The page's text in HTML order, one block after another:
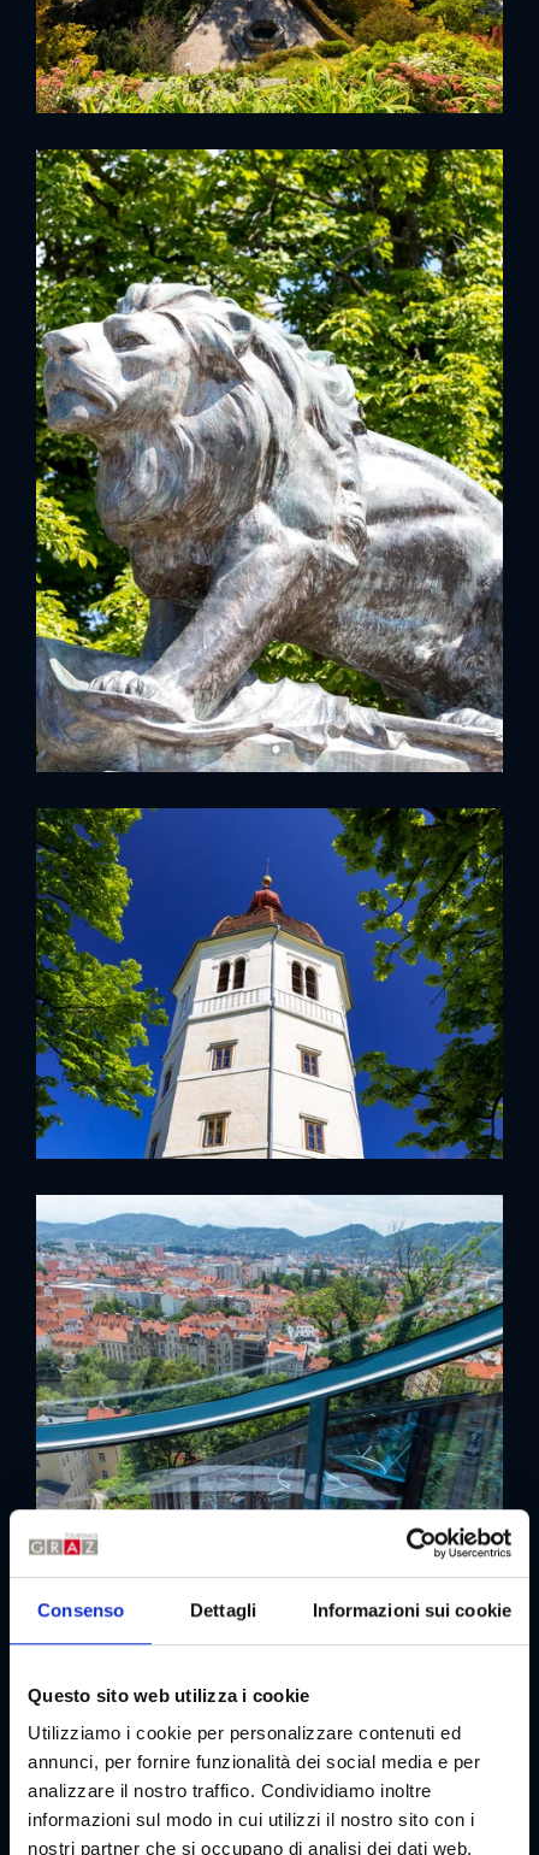
Consenso Dettagli Informazioni sui cookie
Questo sito web utilizza i cookie
Utilizziamo i cookie per personalizzare contenuti ed
annunci, per fornire funzionalità dei social media e per
analizzare il nostro traffico. Condividiamo inoltre
informazioni sul modo in cui utilizzi il nostro sito con i
nostri partner che si occupano di analisi dei dati web,